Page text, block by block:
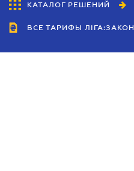
КАТАЛОГ РЕШЕНИЙ
ВСЕ ТАРИФЫ ЛІГА:ЗАКОН